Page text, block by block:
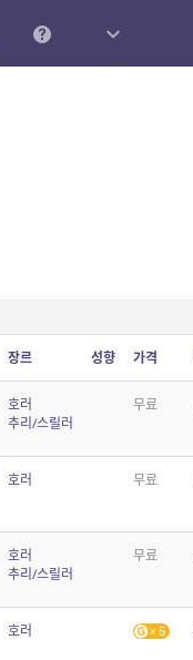
장르 성향 가격
호러
추리/스릴러
무료
호러 무료
호러
추리/스릴러
무료
호러 5